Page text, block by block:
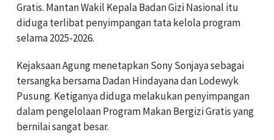
Gratis. Mantan Wakil Kepala Badan Gizi Nasional itu
diduga terlibat penyimpangan tata kelola program
selama 2025-2026.
Kejaksaan Agung menetapkan Sony Sonjaya sebagai
tersangka bersama Dadan Hindayana dan Lodewyk
Pusung. Ketiganya diduga melakukan penyimpangan
dalam pengelolaan Program Makan Bergizi Gratis yang
bernilai sangat besar.